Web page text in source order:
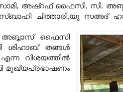
അഷ്‌റഫ് ഫൈസി, സി.
ചിത്താരി,യു സഅദ്
ഫൈസി
ശിഹാബ് തങ്ങള്‍
വിശയത്തില്‍
മുഖ്യപ്രഭാഷണം